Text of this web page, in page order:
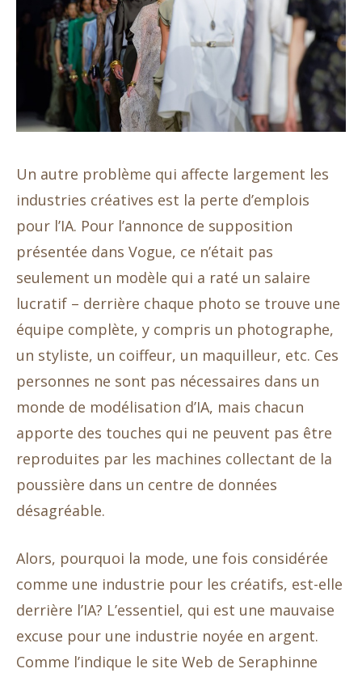
Un autre problème qui affecte largement les
industries créatives est la perte d’emplois
pour l’IA. Pour l’annonce de supposition
présentée dans Vogue, ce n’était pas
seulement un modèle qui a raté un salaire
lucratif – derrière chaque photo se trouve une
équipe complète, y compris un photographe,
un styliste, un coiffeur, un maquilleur, etc. Ces
personnes ne sont pas nécessaires dans un
monde de modélisation d’IA, mais chacun
apporte des touches qui ne peuvent pas être
reproduites par les machines collectant de la
poussière dans un centre de données
désagréable.
Alors, pourquoi la mode, une fois considérée
comme une industrie pour les créatifs, est-elle
derrière l’IA? L’essentiel, qui est une mauvaise
excuse pour une industrie noyée en argent.
Comme l’indique le site Web de Seraphinne